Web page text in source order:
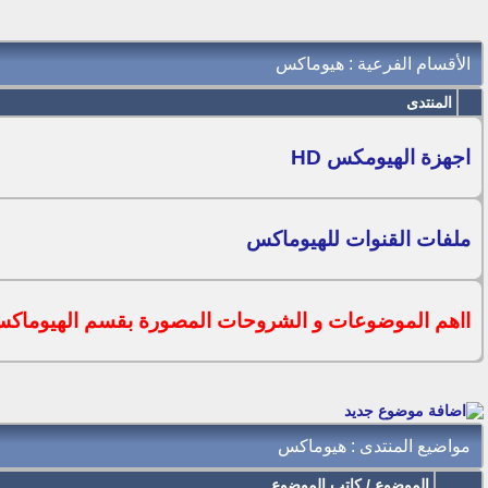
الأقسام الفرعية : هيوماكس
المنتدى
اجهزة الهيومكس HD
ملفات القنوات للهيوماكس
ااهم الموضوعات و الشروحات المصورة بقسم
مواضيع المنتدى : هيوماكس